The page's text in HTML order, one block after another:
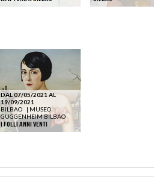
DAL 07/05/2021 AL
19/09/2021
BILBAO
| MUSEO
GUGGENHEIM BILBAO
I FOLLI ANNI VENTI